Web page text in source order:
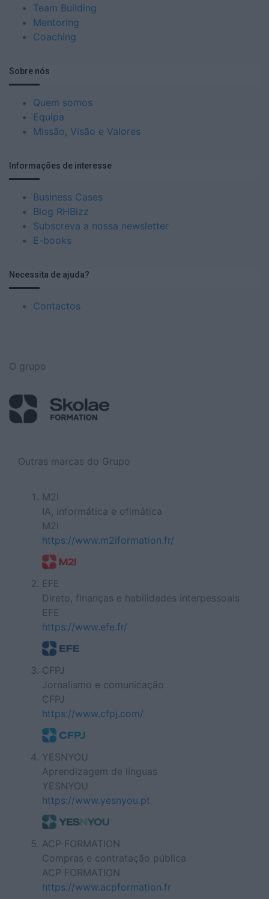
Team Building
Mentoring
Coaching
Sobre nós
Quem somos
Equipa
Missão, Visão e Valores
Informações de interesse
Business Cases
Blog RHBizz
Subscreva a nossa newsletter
E-books
Necessita de ajuda?
Contactos
O grupo
Outras marcas do Grupo
M2I
IA, informática e ofimática
M2I
https://www.m2iformation.fr/
EFE
Direto, finanças e habilidades interpessoais
EFE
https://www.efe.fr/
CFPJ
Jornalismo e comunicação
CFPJ
https://www.cfpj.com/
YESNYOU
Aprendizagem de línguas
YESNYOU
https://www.yesnyou.pt
ACP FORMATION
Compras e contratação pública
ACP FORMATION
https://www.acpformation.fr